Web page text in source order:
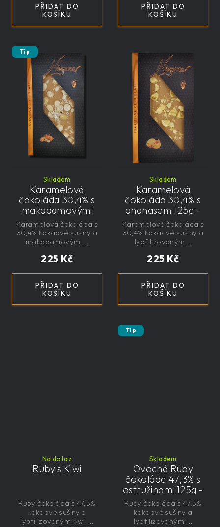
PŘIDAT DO
KOŠÍKU
PŘIDAT DO
KOŠÍKU
Tip
Skladem
Karamelová
čokoláda 30,4% s
makadamovými
ořechy 145g - velká,
řemeslná,
exkluzivní, dárková
225 Kč
PŘIDAT DO
KOŠÍKU
Karamelová čokoláda s
30,4% kakaové sušiny a
makadamovými...
Skladem
Karamelová
čokoláda 30,4% s
ananasem 125g -
velká, řemeslná,
exkluzivní, dárková
225 Kč
PŘIDAT DO
KOŠÍKU
Karamelová čokoláda s
30,4% kakaové sušiny a
lyofilizovaným...
Na dotaz
Ruby s Kiwi
Ruby čokoláda s 47,3%
kakaové sušiny a
lyofilizovaným kiwi....
Tip
Skladem
Ovocná Ruby
čokoláda 47,3% s
ostružinami 125g -
velká, řemeslná,
exkluzivní, dárková
Ruby čokoláda s 47,3%
kakaové sušiny a
lyofilizovanými...